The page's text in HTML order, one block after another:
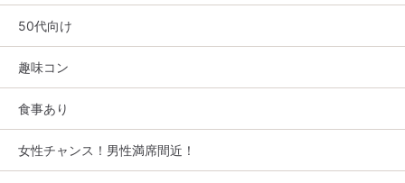
50代向け
趣味コン
食事あり
女性チャンス！男性満席間近！